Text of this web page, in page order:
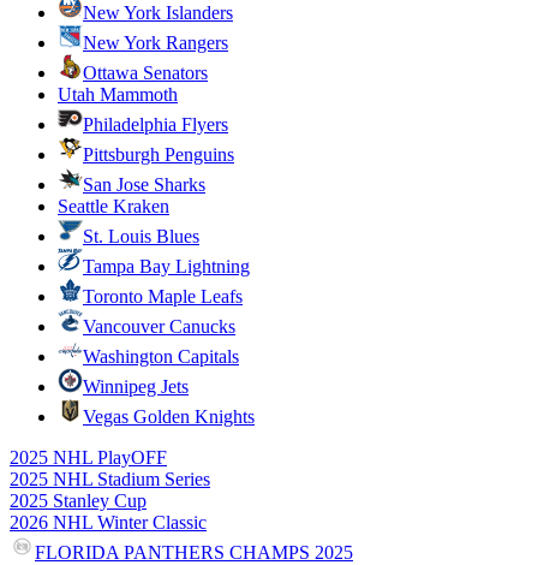
New York Islanders
New York Rangers
Ottawa Senators
Utah Mammoth
Philadelphia Flyers
Pittsburgh Penguins
San Jose Sharks
Seattle Kraken
St. Louis Blues
Tampa Bay Lightning
Toronto Maple Leafs
Vancouver Canucks
Washington Capitals
Winnipeg Jets
Vegas Golden Knights
2025 NHL PlayOFF
2025 NHL Stadium Series
2025 Stanley Cup
2026 NHL Winter Classic
FLORIDA PANTHERS CHAMPS 2025